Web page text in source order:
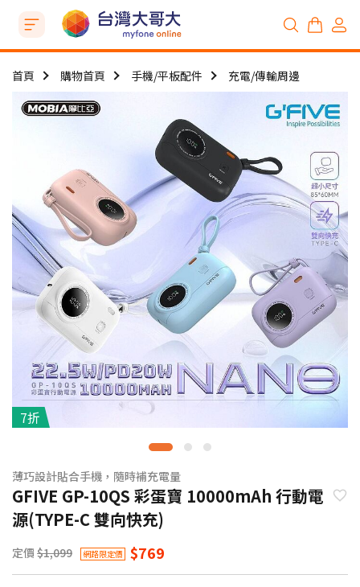
首頁 購物首頁 手機/平板配件 充電/傳輸周邊
7折
薄巧設計貼合手機，隨時補充電量
GFIVE GP-10QS 彩蛋寶 10000mAh 行動電
源(TYPE-C 雙向快充)
定價 $1,099 網路限定價 $769